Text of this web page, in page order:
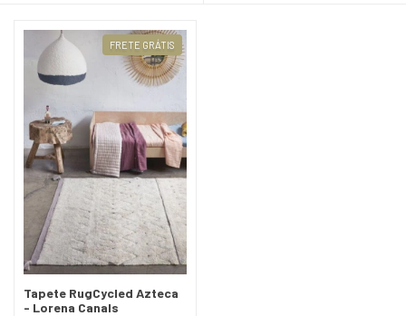
FRETE GRÁTIS
Tapete RugCycled Azteca
- Lorena Canals